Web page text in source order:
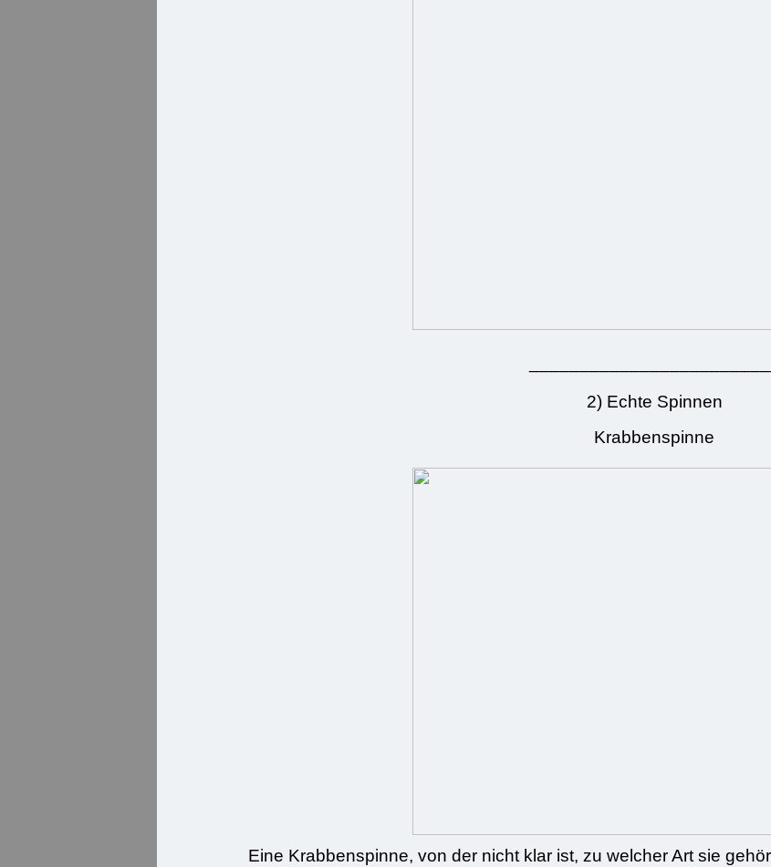
2) Echte Spinnen
Krabbenspinne
Eine Krabbenspinne, von der nicht klar ist, zu welcher Art sie